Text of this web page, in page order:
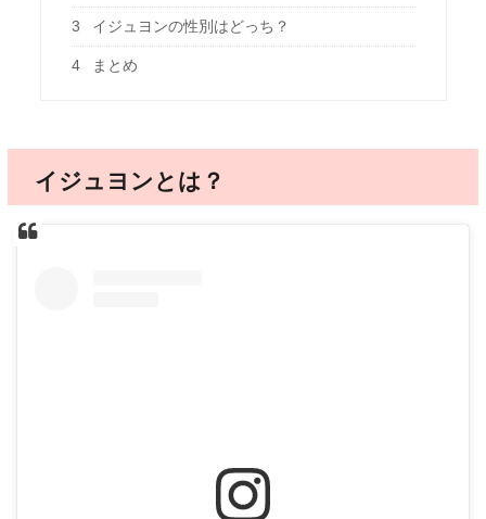
3 イジュヨンの性別はどっち？
4 まとめ
イジュヨンとは？